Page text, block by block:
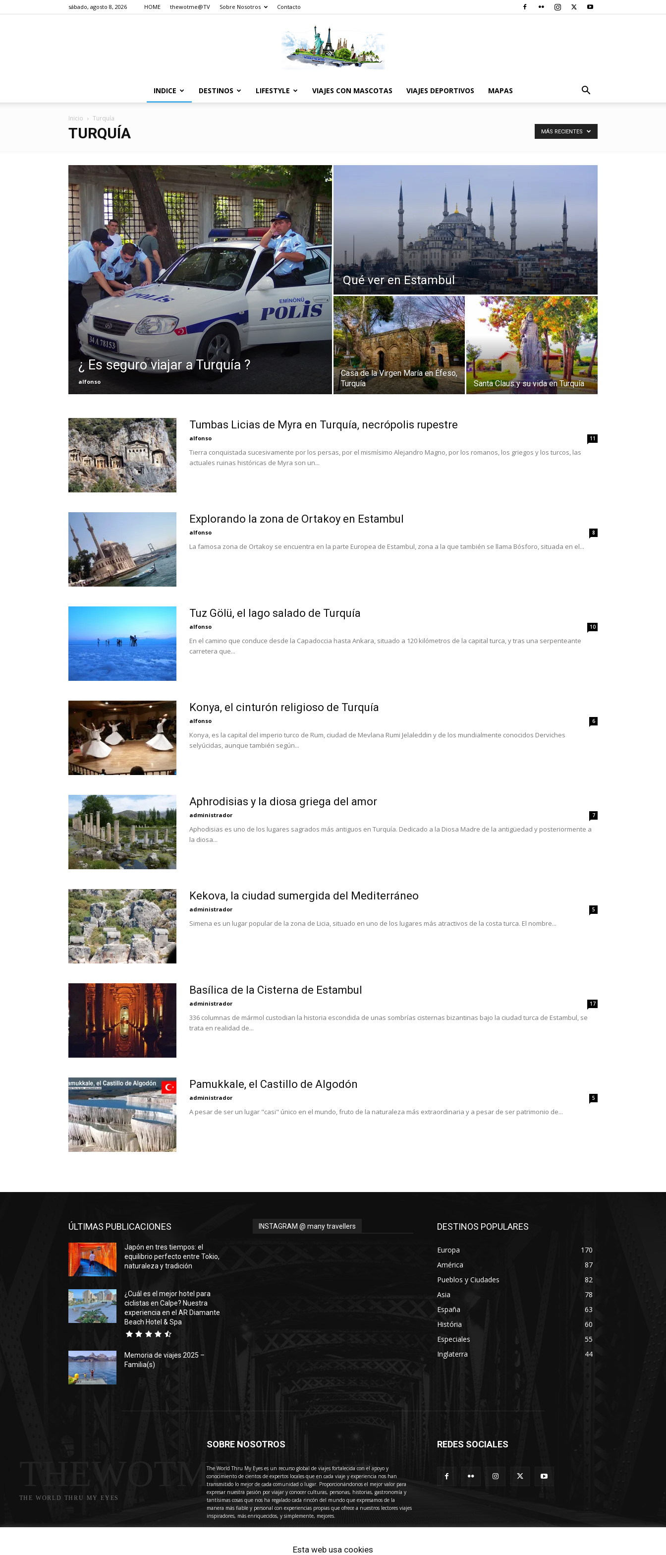
sábado, agosto 8, 2026 HOME thewotme@TV Sobre Nosotros Contacto
The
World
My
Eyes
INDICE DESTINOS LIFESTYLE VIAJES CON MASCOTAS VIAJES DEPORTIVOS MAPAS
Inicio Turquía
TURQUÍA MÁS RECIENTES
¿ Es seguro viajar a Turquía ?
alfonso
Qué ver en Estambul
Casa de la Virgen María en Éfeso,
Turquía
Santa Claus y su vida en Turquía
Tumbas Licias de Myra en Turquía, necrópolis rupestre
alfonso 11
Tierra conquistada sucesivamente por los persas, por el mismísimo Alejandro Magno, por los romanos, los griegos y los turcos, las
actuales ruinas históricas de Myra son un...
Explorando la zona de Ortakoy en Estambul
alfonso 8
La famosa zona de Ortakoy se encuentra en la parte Europea de Estambul, zona a la que también se llama Bósforo, situada en el...
Tuz Gölü, el lago salado de Turquía
alfonso 10
En el camino que conduce desde la Capadoccia hasta Ankara, situado a 120 kilómetros de la capital turca, y tras una serpenteante
carretera que...
Konya, el cinturón religioso de Turquía
alfonso 6
Konya, es la capital del imperio turco de Rum, ciudad de Mevlana Rumi Jelaleddin y de los mundialmente conocidos Derviches
selyúcidas, aunque también según...
Aphrodisias y la diosa griega del amor
administrador 7
Aphodisias es uno de los lugares sagrados más antiguos en Turquía. Dedicado a la Diosa Madre de la antigüedad y posteriormente a
la diosa...
Kekova, la ciudad sumergida del Mediterráneo
administrador 5
Simena es un lugar popular de la zona de Licia, situado en uno de los lugares más atractivos de la costa turca. El nombre...
Basílica de la Cisterna de Estambul
administrador 17
336 columnas de mármol custodian la historia escondida de unas sombrías cisternas bizantinas bajo la ciudad turca de Estambul, se
trata en realidad de...
Pamukkale, el Castillo de Algodón
administrador 5
A pesar de ser un lugar "casi" único en el mundo, fruto de la naturaleza más extraordinaria y a pesar de ser patrimonio de...
ÚLTIMAS PUBLICACIONES
Japón en tres tiempos: el
equilibrio perfecto entre Tokio,
naturaleza y tradición
¿Cuál es el mejor hotel para
ciclistas en Calpe? Nuestra
experiencia en el AR Diamante
Beach Hotel & Spa
Memoria de viajes 2025 –
Familia(s)
INSTAGRAM @ many travellers DESTINOS POPULARES
Europa
170
América
87
Pueblos y Ciudades
82
Asia
78
España
63
História
60
Especiales
55
Inglaterra
44
THEWOTME
THE WORLD THRU MY EYES
SOBRE NOSOTROS
The World Thru My Eyes es un recurso global de viajes fortalecida con el apoyo y
conocimiento de cientos de expertos locales que en cada viaje y experiencia nos han
transmitido lo mejor de cada comunidad o lugar. Proporcionándonos el mejor valor para
expresar nuestra pasión por viajar y conocer culturas, personas, historias, gastronomía y
tantísimas cosas que nos ha regalado cada rincón del mundo que expresamos de la
manera más fiable y personal con experiencias propias que ofrece a nuestros lectores viajes
inspiradores, más enriquecidos, y simplemente, mejores.
REDES SOCIALES
Esta web usa cookies